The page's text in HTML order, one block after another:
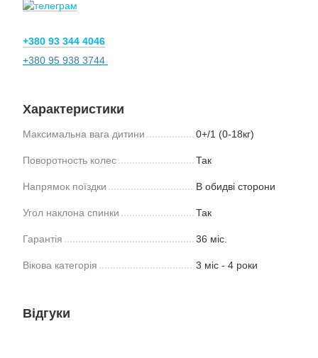
+380 93 344 4046
+380 95 938 3744
Характеристики
Максимальна вага дитини 0+/1 (0-18кг)
Поворотность колес Так
Напрямок поїздки В обидві сторони
Угол наклона спинки Так
Гарантія 36 міс.
Вікова категорія 3 міс - 4 роки
Відгуки